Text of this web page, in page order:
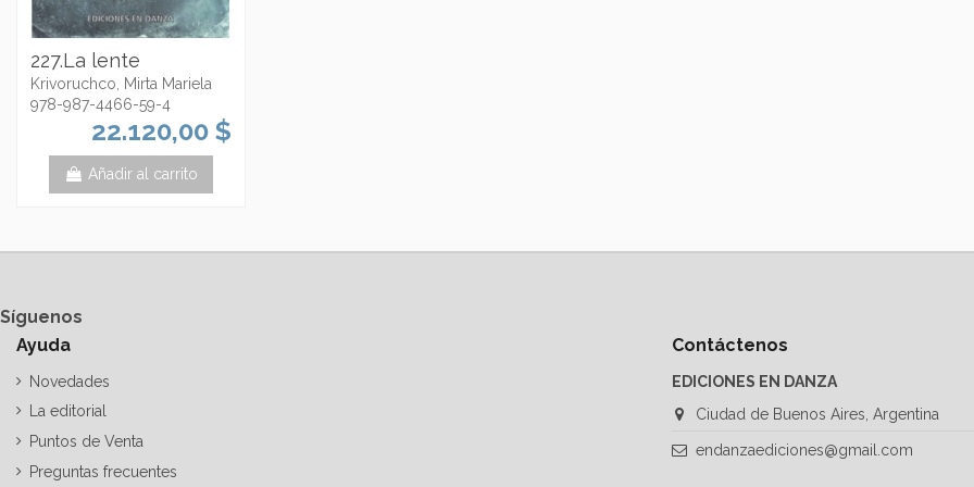
227.La lente
Krivoruchco, Mirta Mariela
978-987-4466-59-4
22.120,00 $
Añadir al carrito
Síguenos
Ayuda
Novedades
La editorial
Puntos de Venta
Preguntas frecuentes
Contáctenos
EDICIONES EN DANZA
Ciudad de Buenos Aires, Argentina
endanzaediciones@gmail.com